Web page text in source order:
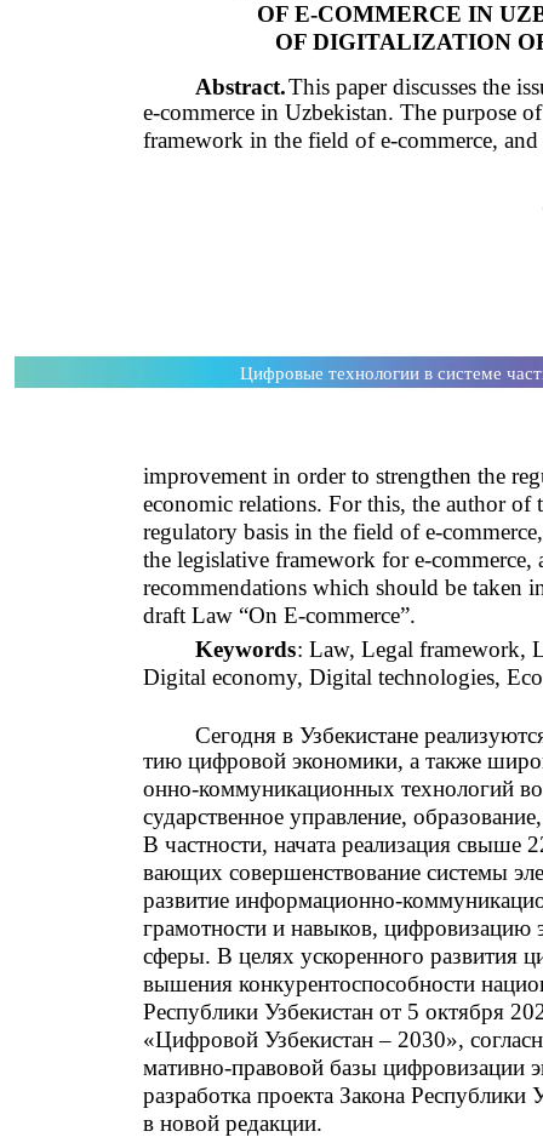
OF E-COMMERCE IN
OF DIGITALIZATION
Abstract.This paper discusses the
e-commerce in Uzbekistan. The purpose
framework in the field of e-commerce,
Цифровые технологии в системе
improvement in order to strengthen the
economic relations. For this, the author of
regulatory basis in the field of e-
the legislative framework for e-commerce,
recommendations which should be taken
draft Law “On E-commerce”.
Keywords: Law, Legal framework,
Digital economy, Digital technologies,
Сегодня в Узбекистане
тию цифровой экономики, а также
онно-коммуникационных технологий
сударственное управление,
В частности, начата реализация свыше
вающих совершенствование системы
развитие информационно-
грамотности и навыков,
сферы. В целях ускоренного развития
вышения конкурентоспособности
Республики Узбекистан от 5 октября
«Цифровой Узбекистан – 2030»,
мативно-правовой базы цифровизации
разработка проекта Закона
в новой редакции.